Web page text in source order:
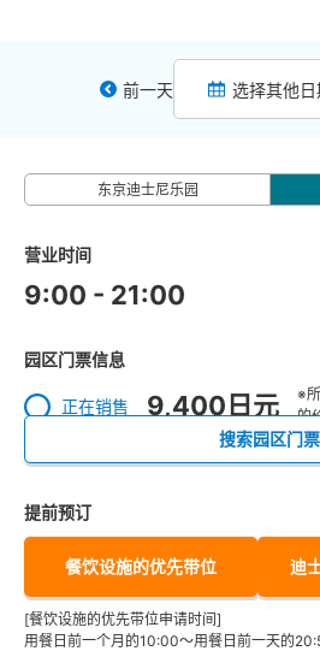
前一天 选择其他日
东京迪士尼乐园
营业时间
9:00 - 21:00
园区门票信息
正在销售 9,400日元
※
的
搜索园区门票
提前预订
餐饮设施的优先带位 迪
[餐饮设施的优先带位申请时间]
用餐日前一个月的10:00～用餐日前一天的